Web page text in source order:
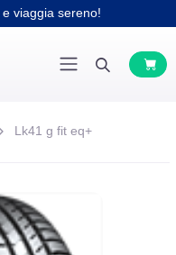
viaggia sereno!
Lk41 g fit eq+